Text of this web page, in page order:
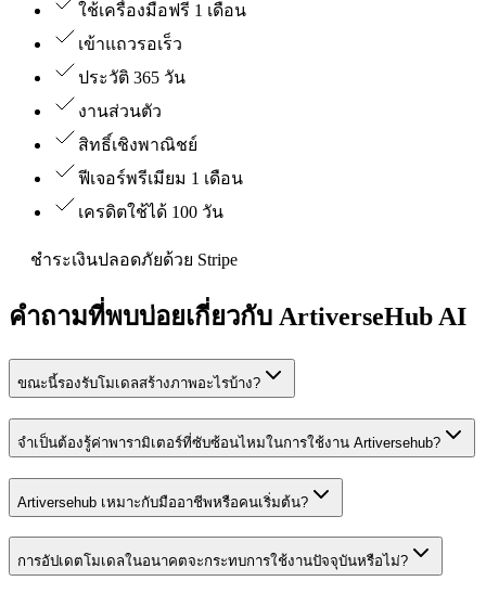
ใช้เครื่องมือฟรี 1 เดือน
เข้าแถวรอเร็ว
ประวัติ 365 วัน
งานส่วนตัว
สิทธิ์เชิงพาณิชย์
ฟีเจอร์พรีเมียม 1 เดือน
เครดิตใช้ได้ 100 วัน
ชำระเงินปลอดภัยด้วย Stripe
คำถามที่พบบ่อยเกี่ยวกับ ArtiverseHub AI
ขณะนี้รองรับโมเดลสร้างภาพอะไรบ้าง?
จำเป็นต้องรู้ค่าพารามิเตอร์ที่ซับซ้อนไหมในการใช้งาน Artiversehub?
Artiversehub เหมาะกับมืออาชีพหรือคนเริ่มต้น?
การอัปเดตโมเดลในอนาคตจะกระทบการใช้งานปัจจุบันหรือไม่?